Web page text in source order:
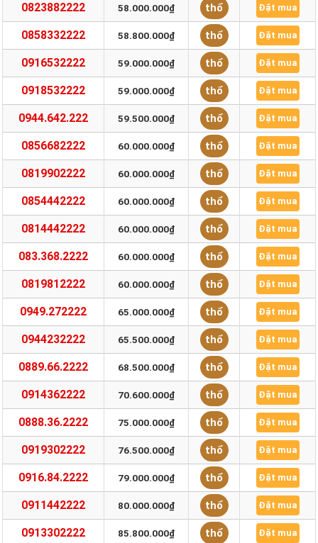
0823882222 58.000.000₫ thổ Đặt mua
0858332222 58.800.000₫ thổ Đặt mua
0916532222 59.000.000₫ thổ Đặt mua
0918532222 59.000.000₫ thổ Đặt mua
0944.642.222 59.500.000₫ thổ Đặt mua
0856682222 60.000.000₫ thổ Đặt mua
0819902222 60.000.000₫ thổ Đặt mua
0854442222 60.000.000₫ thổ Đặt mua
0814442222 60.000.000₫ thổ Đặt mua
083.368.2222 60.000.000₫ thổ Đặt mua
0819812222 60.000.000₫ thổ Đặt mua
0949.272222 65.000.000₫ thổ Đặt mua
0944232222 65.500.000₫ thổ Đặt mua
0889.66.2222 68.500.000₫ thổ Đặt mua
0914362222 70.600.000₫ thổ Đặt mua
0888.36.2222 75.000.000₫ thổ Đặt mua
0919302222 76.500.000₫ thổ Đặt mua
0916.84.2222 79.000.000₫ thổ Đặt mua
0911442222 80.000.000₫ thổ Đặt mua
0913302222 85.800.000₫ thổ Đặt mua